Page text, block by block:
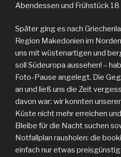
Abendessen und Frühstück
Später ging es nach
Region Makedonien im
uns mit wüstenartigen und
soll Südeuropa aussehen! –
Foto-Pause angelegt. Die
an und ließ uns die Zeit
davon war: wir konnten
Küste nicht mehr erreichen
Bleibe für die Nacht suchen
Notfallplan rausholen: die
einfach nur etwas